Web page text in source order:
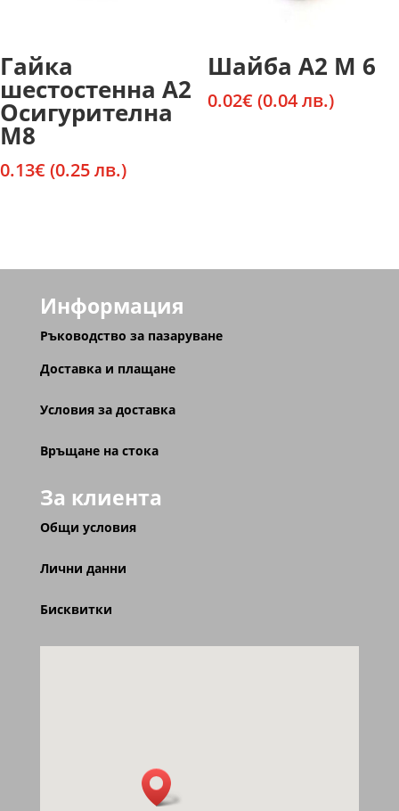
Гайка
шестостенна А2
Осигурителна
М8
0.13€ (0.25 лв.)
Шайба А2 М 6
0.02€ (0.04 лв.)
Информация
Ръководство за пазаруване
Доставка и плащане
Условия за доставка
Връщане на стока
За клиента
Общи условия
Лични данни
Бисквитки